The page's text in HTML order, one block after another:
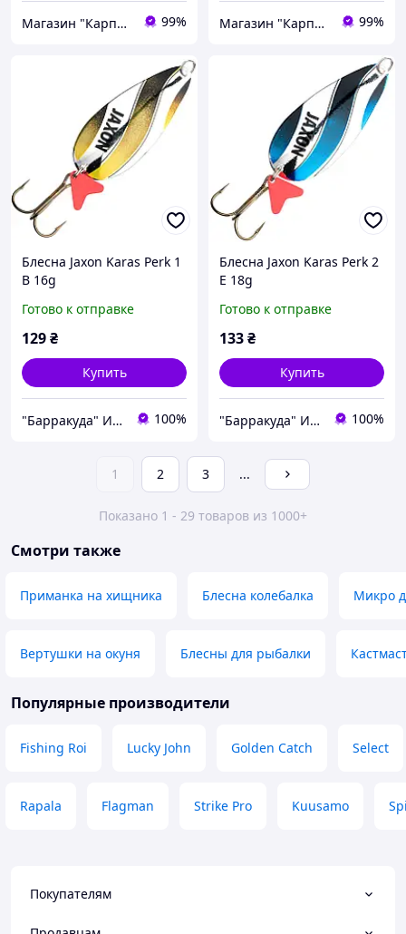
Магазин "Карпан" 99% Магазин "Карпан" 99%
Блесна Jaxon Karas Perk 1
B 16g
Готово к отправке
129₴
Купить
"Барракуда" Интернет-магазин 100%
Блесна Jaxon Karas Perk 2
E 18g
Готово к отправке
133₴
Купить
"Барракуда" Интернет-магазин 100%
1 2 3 ...
Показано 1 - 29 товаров из 1000+
Смотри также
Приманка на хищника Блесна колебалка Микро
Вертушки на окуня Блесны для рыбалки
Популярные производители
Fishing Roi Lucky John Golden Catch Select
Rapala Flagman Strike Pro Kuusamo
Покупателям